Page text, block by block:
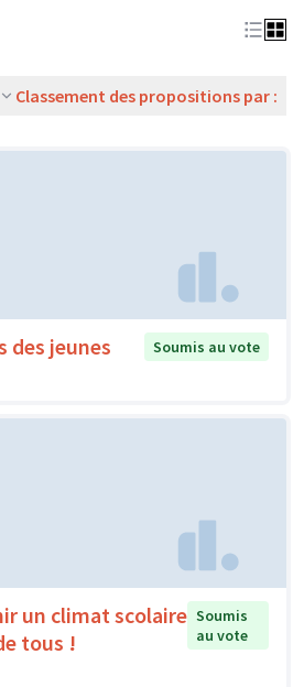
Classement des propositions par :
des jeunes
Soumis au vote
un climat scolaire
tous !
Soumis
au vote